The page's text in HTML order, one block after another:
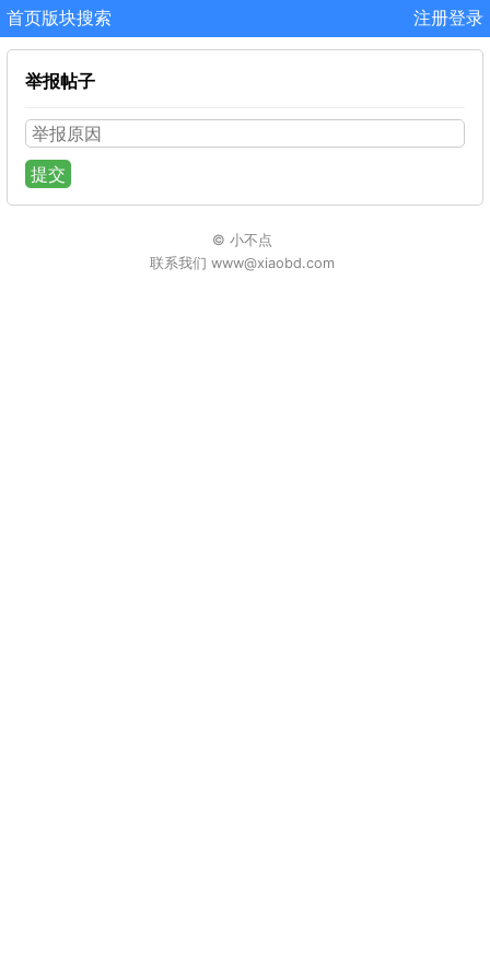
首页版块搜索 注册登录
举报帖子
提交
© 小不点
联系我们 www@xiaobd.com